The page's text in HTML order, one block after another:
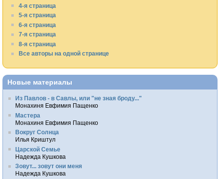
4-я страница
5-я страница
6-я страница
7-я страница
8-я страница
Все авторы на одной странице
Новые материалы
Из Павлов - в Савлы, или "не зная броду..."
Монахиня Евфимия Пащенко
Мастера
Монахиня Евфимия Пащенко
Вокруг Солнца
Илья Криштул
Царской Семье
Надежда Кушкова
Зовут... зовут они меня
Надежда Кушкова